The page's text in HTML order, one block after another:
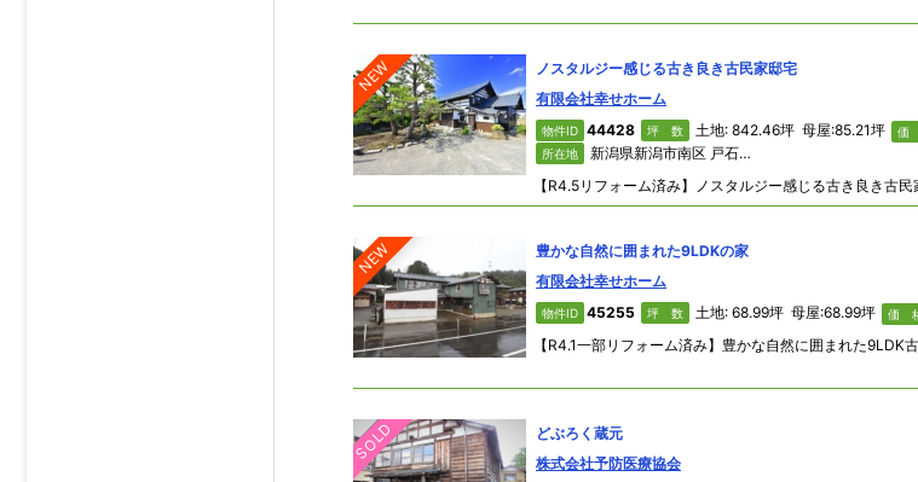
NEW
ノスタルジー感じる古き良き古民家邸宅
有限会社幸せホーム
物件ID 44428 坪 数 土地: 842.46坪 母屋:85.21坪 価
所在地
新潟県新潟市南区 戸石382
NEW
豊かな自然に囲まれた9LDKの家
有限会社幸せホーム
物件ID 45255 坪 数 土地: 68.99坪 母屋:68.99坪 価
SOLD
どぶろく蔵元
株式会社予防医療協会